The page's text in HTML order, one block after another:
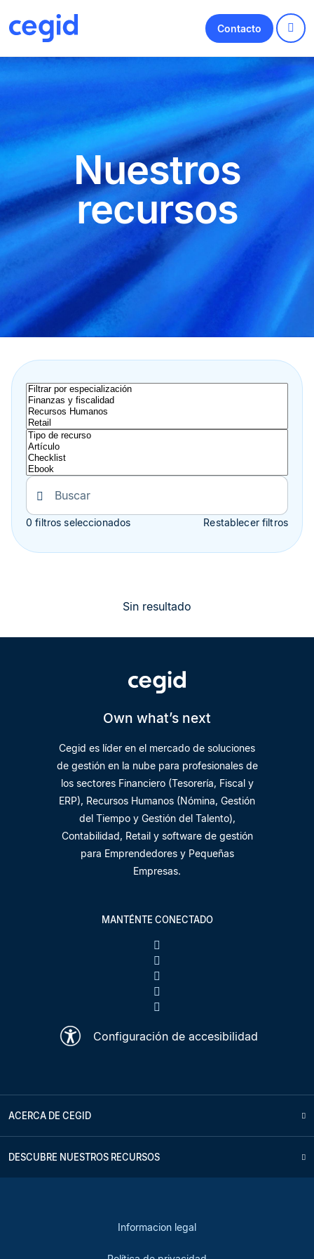
Contacto
Nuestros
recursos
0 filtros seleccionados Restablecer filtros
Sin resultado
Own what’s next
Cegid es líder en el mercado de soluciones
de gestión en la nube para profesionales de
los sectores Financiero (Tesorería, Fiscal y
ERP), Recursos Humanos (Nómina, Gestión
del Tiempo y Gestión del Talento),
Contabilidad, Retail y software de gestión
para Emprendedores y Pequeñas
Empresas.
MANTÉNTE CONECTADO
Configuración de accesibilidad
ACERCA DE CEGID
DESCUBRE NUESTROS RECURSOS
Informacion legal